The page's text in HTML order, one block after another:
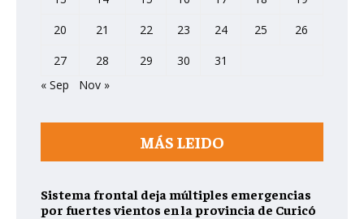
20
21 22 23 24 25
26
27
28 29 30
31
« Sep
Nov »
MÁS LEIDO
Sistema frontal deja múltiples emergencias
por fuertes vientos en la provincia de Curicó